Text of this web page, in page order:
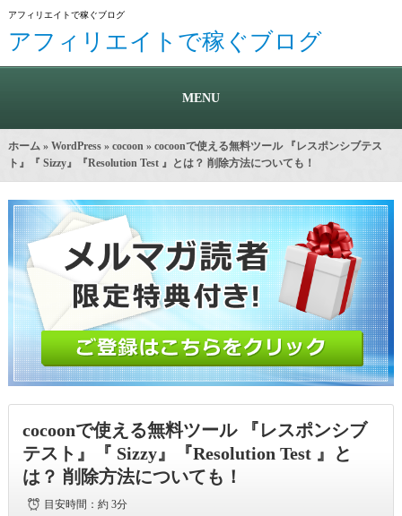
アフィリエイトで稼ぐブログ
アフィリエイトで稼ぐブログ
MENU
ホーム» WordPress» cocoon» cocoonで使える無料ツール 『レスポンシブテス
ト』『 Sizzy』『Resolution Test 』とは？ 削除方法についても！
cocoonで使える無料ツール 『レスポンシブ
テスト』『 Sizzy』『Resolution Test 』と
は？ 削除方法についても！
目安時間：約 3分